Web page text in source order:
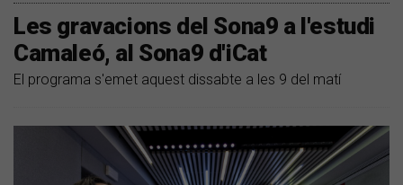
Les gravacions del Sona9 a l'estudi
Camaleó, al Sona9 d'iCat
El programa s'emet aquest dissabte a les 9 del matí